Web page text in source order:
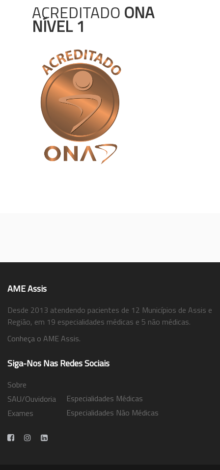
ACREDITADO ONA
NÍVEL 1
AME Assis
Desde 2013 atendendo pacientes de 12 Municípios de Assis e
Região, em 19 especialidades médicas e 5 não médicas.
Conheça o AME Assis.
Siga-Nos Nas Redes Sociais
Sobre
SAU/Ouvidoria
Exames
Especialidades Médicas
Especialidades Não Médicas